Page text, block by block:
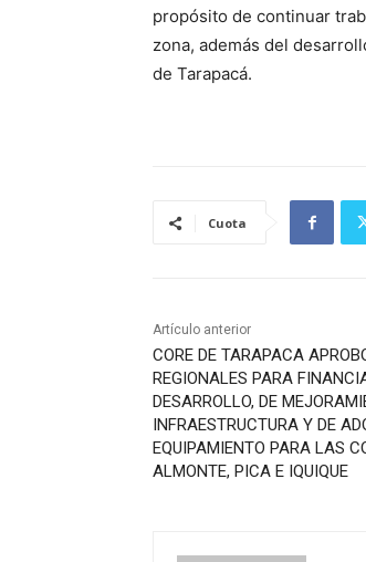
propósito de continuar
zona, además del
de Tarapacá.
Cuota
Artículo anterior
CORE DE TARAPACA
REGIONALES PARA
DESARROLLO, DE
INFRAESTRUCTURA Y DE
EQUIPAMIENTO PARA LAS
ALMONTE, PICA E IQUIQUE